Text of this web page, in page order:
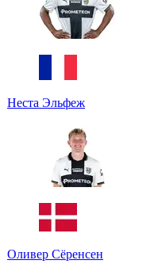
Неста Эльфеж
Оливер Сёренсен